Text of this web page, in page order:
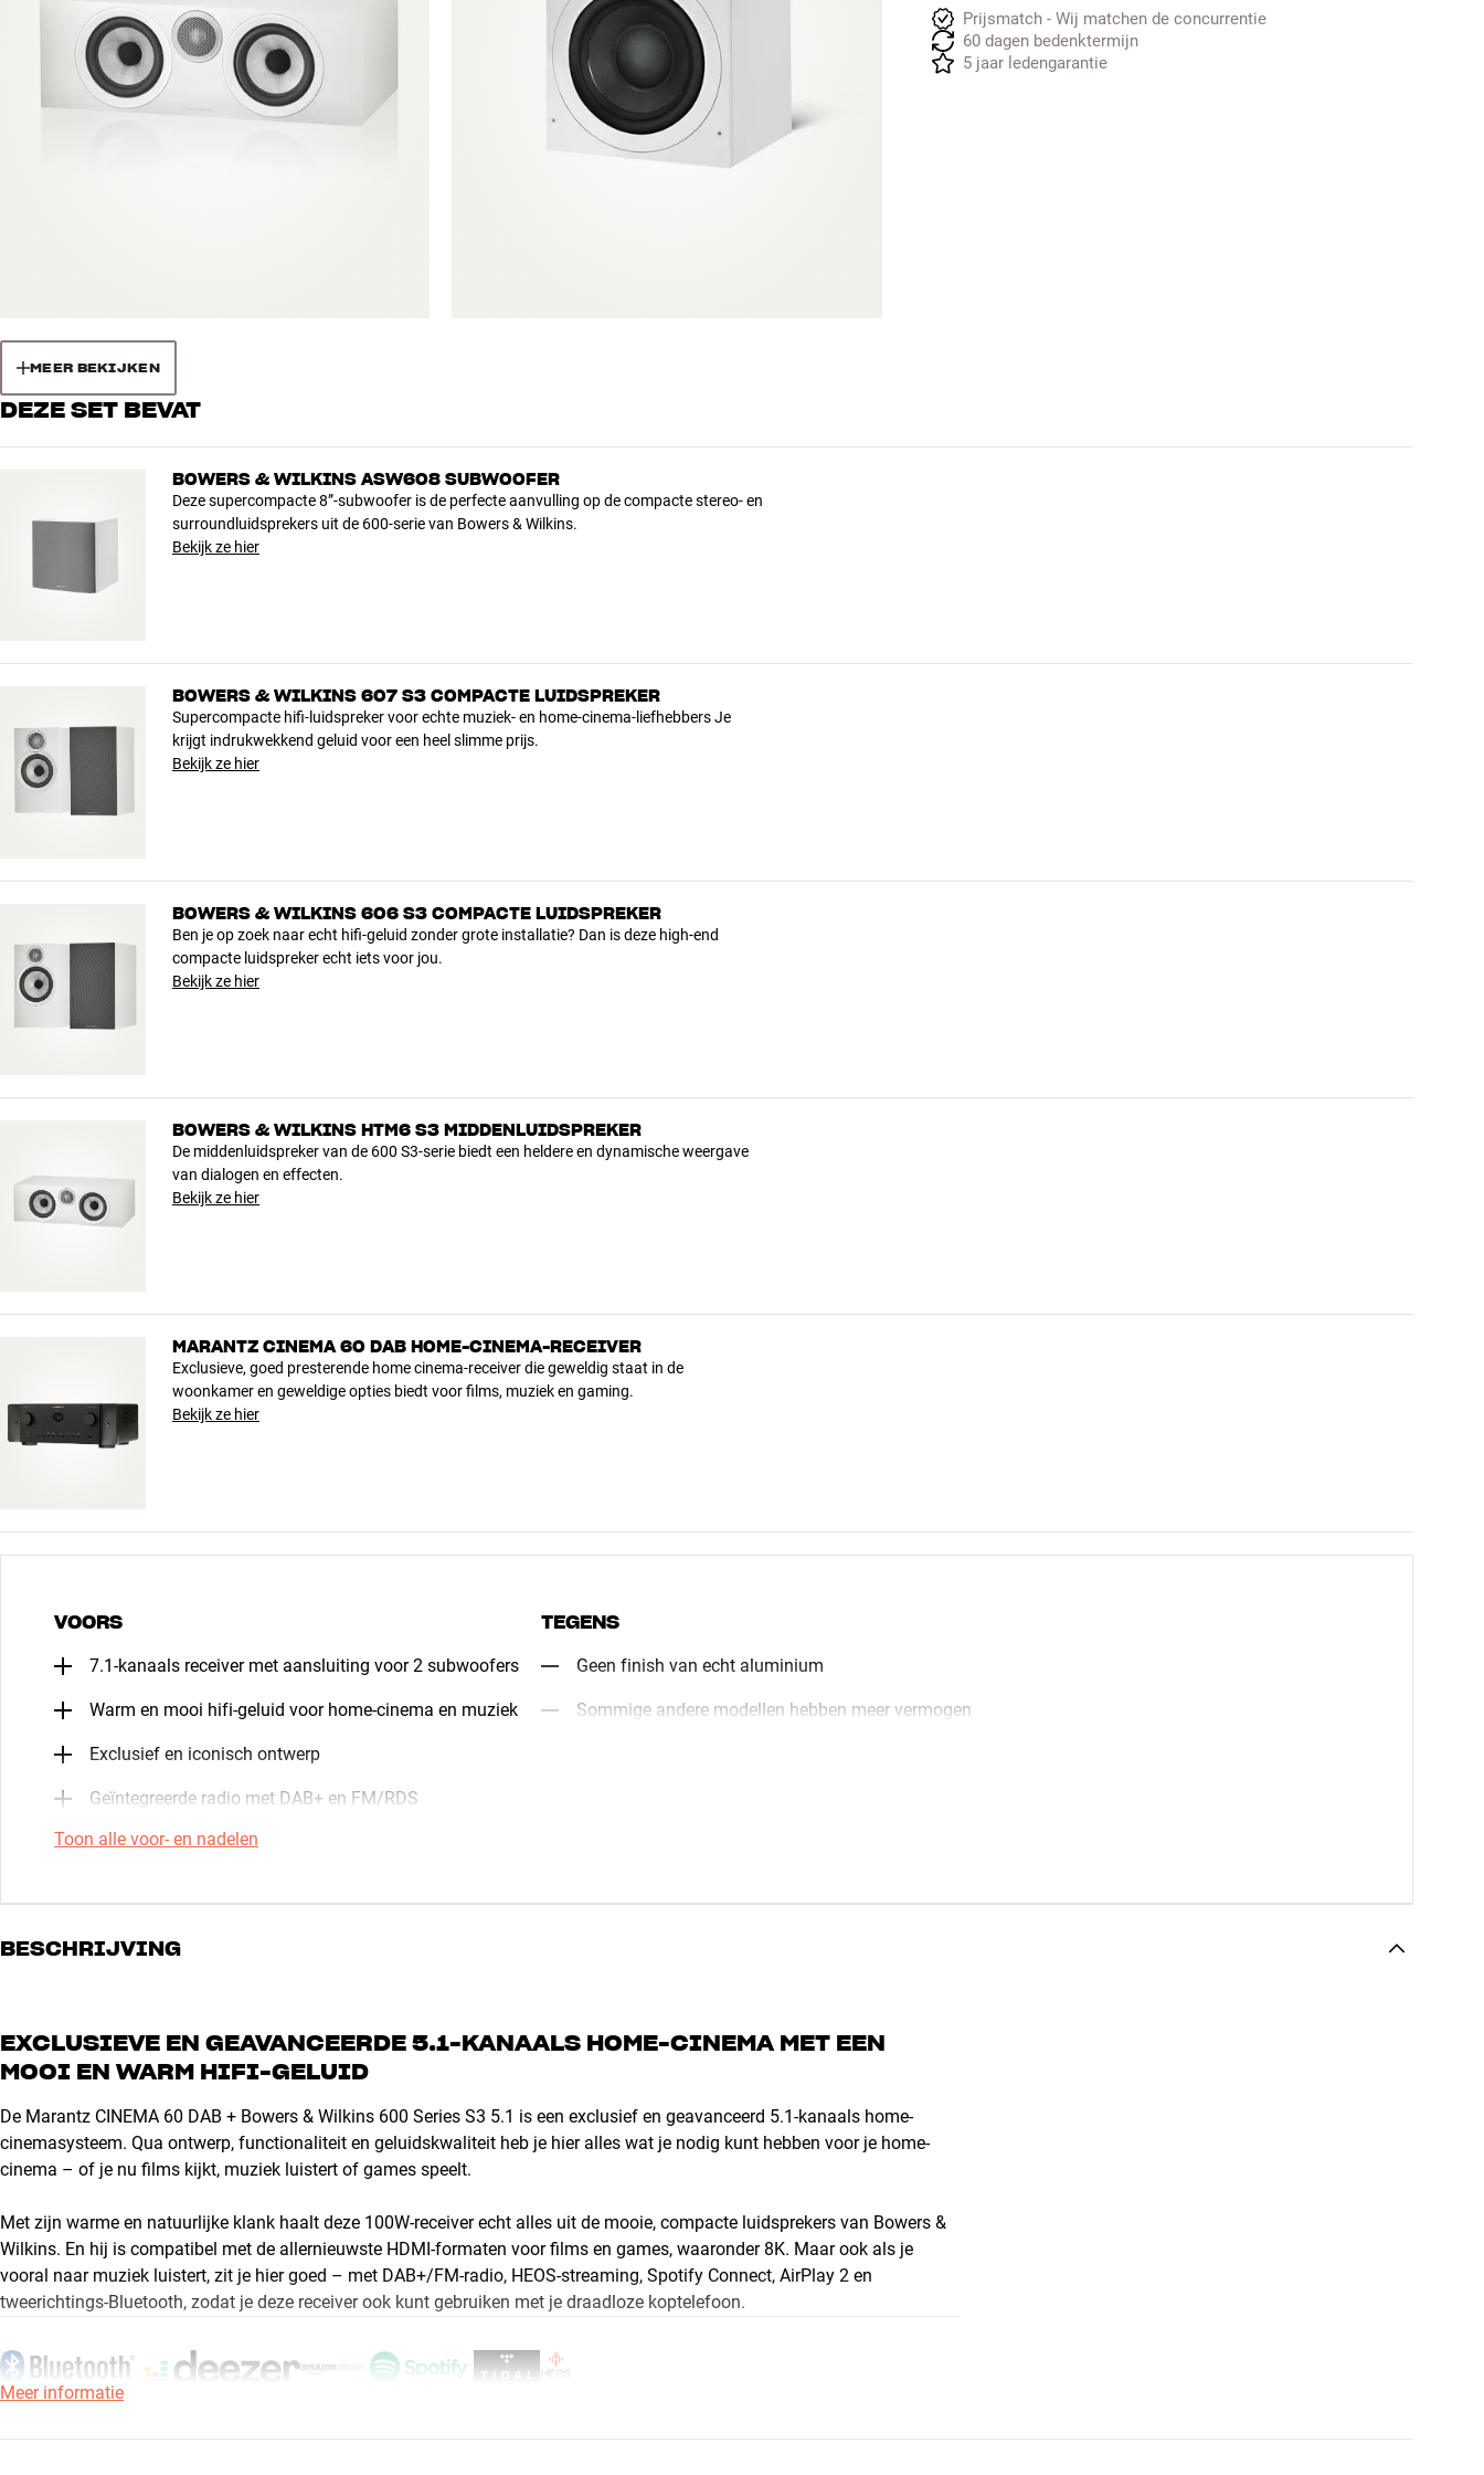
MEER BEKIJKEN
Prijsmatch - Wij matchen de concurrentie
60 dagen bedenktermijn
5 jaar ledengarantie
DEZE SET BEVAT
BOWERS & WILKINS ASW608 SUBWOOFER
Deze supercompacte 8”-subwoofer is de perfecte aanvulling op de compacte stereo- en
surroundluidsprekers uit de 600-serie van Bowers & Wilkins.
Bekijk ze hier
BOWERS & WILKINS 607 S3 COMPACTE LUIDSPREKER
Supercompacte hifi-luidspreker voor echte muziek- en home-cinema-liefhebbers Je
krijgt indrukwekkend geluid voor een heel slimme prijs.
Bekijk ze hier
BOWERS & WILKINS 606 S3 COMPACTE LUIDSPREKER
Ben je op zoek naar echt hifi-geluid zonder grote installatie? Dan is deze high-end
compacte luidspreker echt iets voor jou.
Bekijk ze hier
BOWERS & WILKINS HTM6 S3 MIDDENLUIDSPREKER
De middenluidspreker van de 600 S3-serie biedt een heldere en dynamische weergave
van dialogen en effecten.
Bekijk ze hier
MARANTZ CINEMA 60 DAB HOME-CINEMA-RECEIVER
Exclusieve, goed presterende home cinema-receiver die geweldig staat in de
woonkamer en geweldige opties biedt voor films, muziek en gaming.
Bekijk ze hier
VOORS
7.1-kanaals receiver met aansluiting voor 2 subwoofers
Warm en mooi hifi-geluid voor home-cinema en muziek
Exclusief en iconisch ontwerp
Geïntegreerde radio met DAB+ en FM/RDS
TEGENS
Geen finish van echt aluminium
Sommige andere modellen hebben meer vermogen
Toon alle voor- en nadelen
BESCHRIJVING
EXCLUSIEVE EN GEAVANCEERDE 5.1-KANAALS HOME-CINEMA MET EEN
MOOI EN WARM HIFI-GELUID
De Marantz CINEMA 60 DAB + Bowers & Wilkins 600 Series S3 5.1 is een exclusief en geavanceerd 5.1-kanaals home-
cinemasysteem. Qua ontwerp, functionaliteit en geluidskwaliteit heb je hier alles wat je nodig kunt hebben voor je home-
cinema – of je nu films kijkt, muziek luistert of games speelt.
Met zijn warme en natuurlijke klank haalt deze 100W-receiver echt alles uit de mooie, compacte luidsprekers van Bowers &
Wilkins. En hij is compatibel met de allernieuwste HDMI-formaten voor films en games, waaronder 8K. Maar ook als je
vooral naar muziek luistert, zit je hier goed – met DAB+/FM-radio, HEOS-streaming, Spotify Connect, AirPlay 2 en
tweerichtings-Bluetooth, zodat je deze receiver ook kunt gebruiken met je draadloze koptelefoon.
Meer informatie